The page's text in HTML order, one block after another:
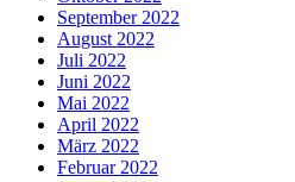
September 2022
August 2022
Juli 2022
Juni 2022
Mai 2022
April 2022
März 2022
Februar 2022